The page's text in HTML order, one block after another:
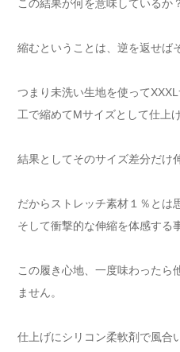
この結果が何を意味しているか
縮むということは、逆を返せば
つまり未洗い生地を使って
工で縮めてMサイズとして仕上
結果としてそのサイズ差分だけ
だからストレッチ素材１％とは
そして衝撃的な伸縮を体感する
この履き心地、一度味わったら
ません。
仕上げにシリコン柔軟剤で風合